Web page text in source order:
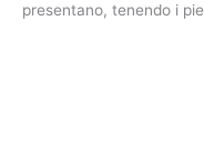
presentano, tenendo i